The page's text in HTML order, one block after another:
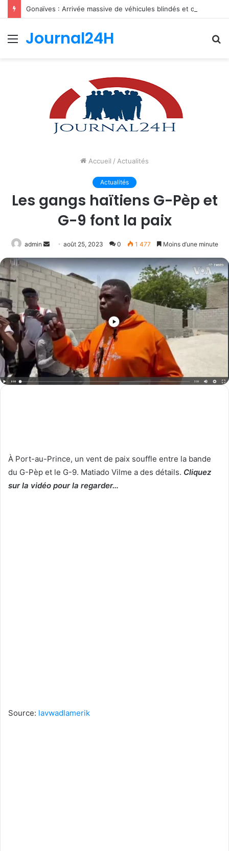
Menu
Journal24H
Accueil / Actualités
Actualités
Les gangs haïtiens G-Pèp et
G-9 font la paix
admin
Envoyer
un
courriel
août 25, 2023 0 1 477 Moins d’une minute
À Port-au-Prince, un vent de paix souffle entre la bande
du G-Pèp et le G-9. Matiado Vilme a des détails. Cliquez
sur la vidéo pour la regarder…
Source: lavwadlamerik